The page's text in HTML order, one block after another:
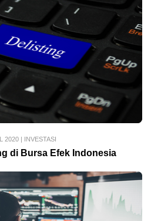
2020 | INVESTASI
di Bursa Efek Indonesia